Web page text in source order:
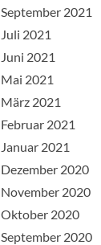
September 2021
Juli 2021
Juni 2021
Mai 2021
März 2021
Februar 2021
Januar 2021
Dezember 2020
November 2020
Oktober 2020
September 2020